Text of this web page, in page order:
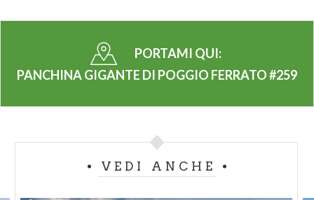
PORTAMI QUI:
PANCHINA GIGANTE DI POGGIO FERRATO #259
VEDI ANCHE